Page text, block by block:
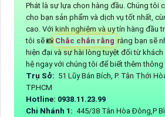
Phát là sự lựa chọn hàng đầu. Chúng tôi
cho bạn sản phẩm và dịch vụ tốt nhất,
cao. Với kinh nghiệm và uy tín hàng đầu
tôi sẽ 📸 Chắc chắn rằng rằng bạn sẽ
hiện đại và sự hài lòng tuyệt đối từ khách
hệ ngay với chúng tôi để biết thêm thông
Trụ Sở: 51 Lũy Bán Bích, P. Tân Thới
TP.HCM
Hotline: 0938.11.23.99
Chi Nhánh 1: 445/38 Tân Hòa Đông,P